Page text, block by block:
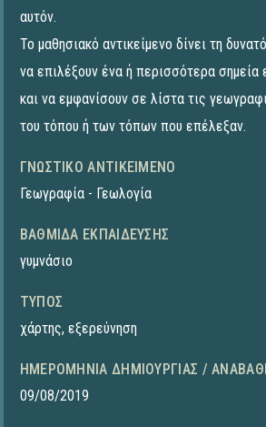
αυτόν.
Το μαθησιακό αντικείμενο δίνει τη
να επιλέξουν ένα ή περισσότερα
και να εμφανίσουν σε λίστα τις
του τόπου ή των τόπων που επέλεξαν.
ΓΝΩΣΤΙΚΌ ΑΝΤΙΚΕΊΜΕΝΟ
Γεωγραφία - Γεωλογία
ΒΑΘΜΊΔΑ ΕΚΠΑΊΔΕΥΣΗΣ
γυμνάσιο
ΤΎΠΟΣ
χάρτης, εξερεύνηση
ΗΜΕΡΟΜΗΝΊΑ ΔΗΜΙΟΥΡΓΊΑΣ /
09/08/2019